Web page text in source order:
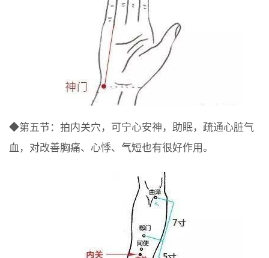
◆第五节：拍内关穴，可宁心安神，助眠，疏通心脏气
血，对改善胸痛、心悸、气短也有很好作用。